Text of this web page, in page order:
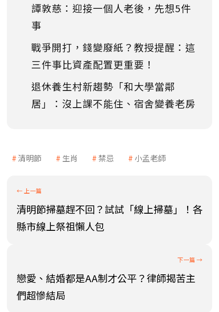
譚敦慈：迎接一個人老後，先想5件
事
戰爭開打，錢變廢紙？教授提醒：這
三件事比資產配置更重要！
退休養生村新趨勢「和大學當鄰
居」：沒上課不能住、宿舍變養老房
清明節 生肖 禁忌 小孟老師
清明節掃墓趕不回？試試「線上掃墓」！各
縣市線上祭祖懶人包
戀愛、結婚都是AA制才公平？律師揭苦主
們超慘結局